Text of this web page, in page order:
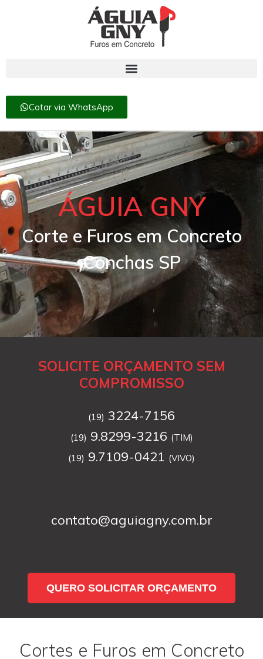
Cotar via WhatsApp
ÁGUIA GNY
Corte e Furos em Concreto
Conchas SP
SOLICITE ORÇAMENTO SEM
COMPROMISSO
(19) 3224-7156
(19) 9.8299-3216 (TIM)
(19) 9.7109-0421 (VIVO)
contato@aguiagny.com.br
QUERO SOLICITAR ORÇAMENTO
Cortes e Furos em Concreto